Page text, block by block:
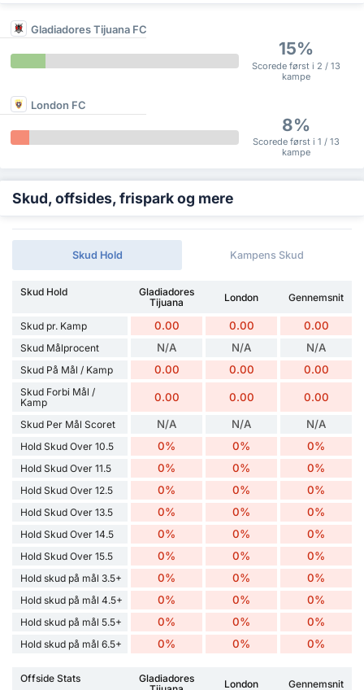
Gladiadores Tijuana FC
15%
Scorede først i 2 / 13
kampe
London FC
8%
Scorede først i 1 / 13
kampe
Skud, offsides, frispark og mere
Skud Hold Kampens Skud
Skud Hold
Gladiadores
Tijuana
London Gennemsnit
Skud pr. Kamp 0.00 0.00 0.00
Skud Målprocent N/A N/A N/A
Skud På Mål / Kamp 0.00 0.00 0.00
Skud Forbi Mål /
Kamp
0.00 0.00 0.00
Skud Per Mål Scoret N/A N/A N/A
Hold Skud Over 10.5 0% 0% 0%
Hold Skud Over 11.5 0% 0% 0%
Hold Skud Over 12.5 0% 0% 0%
Hold Skud Over 13.5 0% 0% 0%
Hold Skud Over 14.5 0% 0% 0%
Hold Skud Over 15.5 0% 0% 0%
Hold skud på mål 3.5+ 0% 0% 0%
Hold skud på mål 4.5+ 0% 0% 0%
Hold skud på mål 5.5+ 0% 0% 0%
Hold skud på mål 6.5+ 0% 0% 0%
Offside Stats
Gladiadores
London Gennemsnit